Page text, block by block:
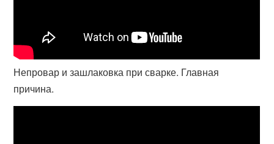
Непровар и зашлаковка при сварке. Главная
причина.